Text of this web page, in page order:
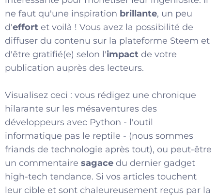
ne faut qu'une inspiration brillante, un peu
d'effort et voilà ! Vous avez la possibilité de
diffuser du contenu sur la plateforme Steem et
d'être gratifié(e) selon l'impact de votre
publication auprès des lecteurs.
Visualisez ceci : vous rédigez une chronique
hilarante sur les mésaventures des
développeurs avec Python - l'outil
informatique pas le reptile - (nous sommes
friands de technologie après tout), ou peut-être
un commentaire sagace du dernier gadget
high-tech tendance. Si vos articles touchent
leur cible et sont chaleureusement reçus par la